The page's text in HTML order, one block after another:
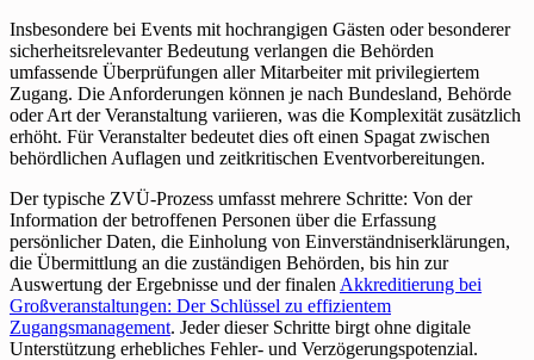
Insbesondere bei Events mit hochrangigen Gästen oder besonderer
sicherheitsrelevanter Bedeutung verlangen die Behörden
umfassende Überprüfungen aller Mitarbeiter mit privilegiertem
Zugang. Die Anforderungen können je nach Bundesland, Behörde
oder Art der Veranstaltung variieren, was die Komplexität zusätzlich
erhöht. Für Veranstalter bedeutet dies oft einen Spagat zwischen
behördlichen Auflagen und zeitkritischen Eventvorbereitungen.
Der typische ZVÜ-Prozess umfasst mehrere Schritte: Von der
Information der betroffenen Personen über die Erfassung
persönlicher Daten, die Einholung von Einverständniserklärungen,
die Übermittlung an die zuständigen Behörden, bis hin zur
Auswertung der Ergebnisse und der finalen Akkreditierung bei
Großveranstaltungen: Der Schlüssel zu effizientem
Zugangsmanagement. Jeder dieser Schritte birgt ohne digitale
Unterstützung erhebliches Fehler- und Verzögerungspotenzial.